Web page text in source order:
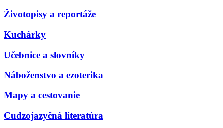
Životopisy a reportáže
Kuchárky
Učebnice a slovníky
Náboženstvo a ezoterika
Mapy a cestovanie
Cudzojazyčná literatúra